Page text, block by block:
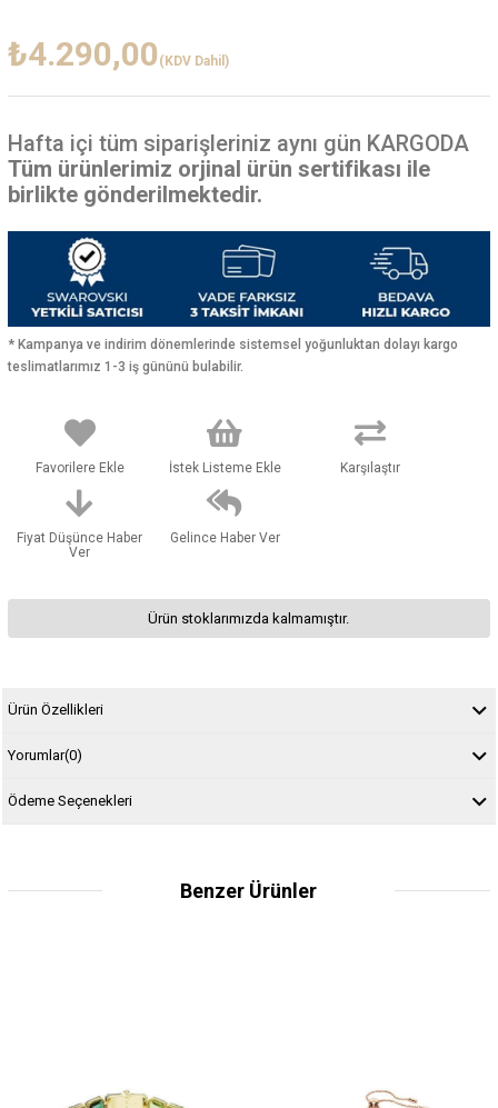
₺4.290,00 (KDV Dahil)
Hafta içi tüm siparişleriniz aynı gün KARGODA
Tüm ürünlerimiz orjinal ürün sertifikası ile
birlikte gönderilmektedir.
* Kampanya ve indirim dönemlerinde sistemsel yoğunluktan dolayı kargo
teslimatlarımız 1-3 iş gününü bulabilir.
Favorilere Ekle İstek Listeme Ekle Karşılaştır
Fiyat Düşünce Haber
Ver
Gelince Haber Ver
Ürün stoklarımızda kalmamıştır.
Ürün Özellikleri
Yorumlar(0)
Ödeme Seçenekleri
Benzer Ürünler